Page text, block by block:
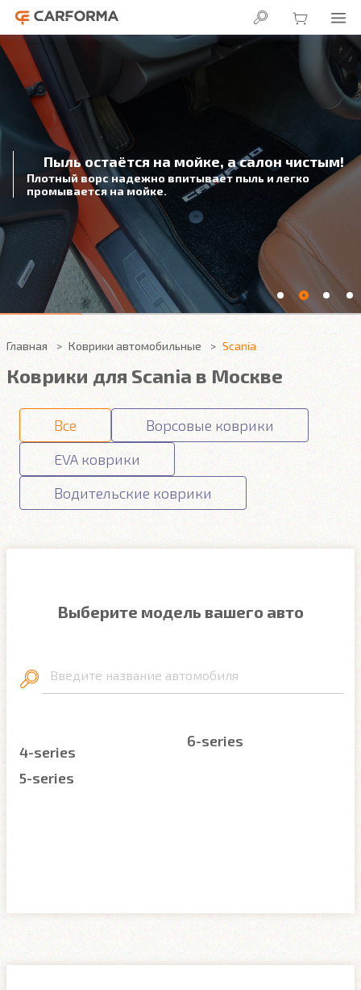
Пыль остаётся на мойке, а салон чистым!
Плотный ворс надежно впитывает пыль и легко
промывается на мойке.
Главная Коврики автомобильные Scania
Коврики для Scania в Москве
Все
Ворсовые коврики
EVA коврики
Водительские коврики
Выберите модель вашего авто
Введите название автомобиля
4-series
5-series
6-series